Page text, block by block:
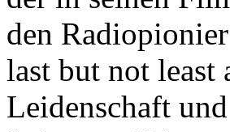
den
last but not least
Leidenschaft